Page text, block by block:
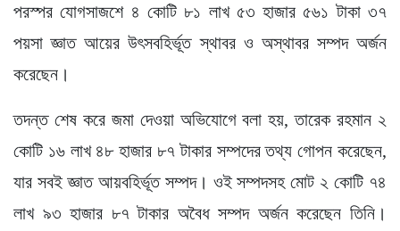
পরস্পর যোগসাজশে ৪ কোটি ৮১ লাখ ৫৩ হাজার ৫৬১ টাকা ৩৭
পয়সা জ্ঞাত আয়ের উৎসবহির্ভূত স্থাবর ও অস্থাবর সম্পদ অর্জন
করেছেন।
তদন্ত শেষ করে জমা দেওয়া অভিযোগে বলা হয়, তারেক রহমান ২
কোটি ১৬ লাখ ৪৮ হাজার ৮৭ টাকার সম্পদের তথ্য গোপন করেছেন,
যার সবই জ্ঞাত আয়বহির্ভূত সম্পদ। ওই সম্পদসহ মোট ২ কোটি ৭৪
লাখ ৯৩ হাজার ৮৭ টাকার অবৈধ সম্পদ অর্জন করেছেন তিনি।